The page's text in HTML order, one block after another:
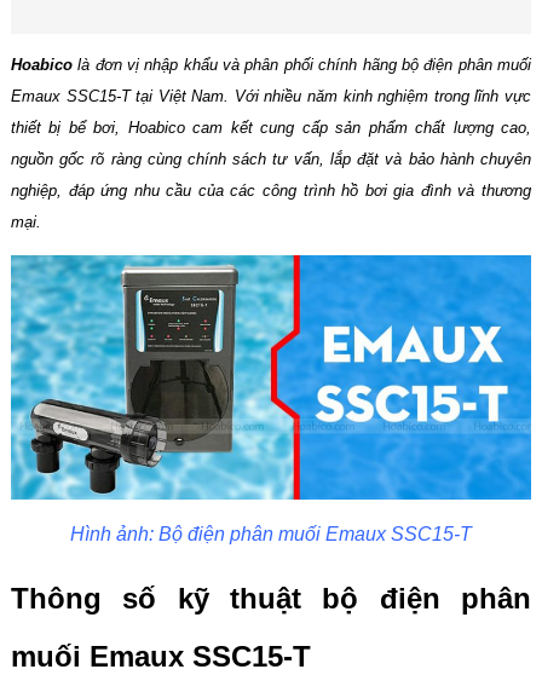
Hoabicolà đơn vị nhập khẩu và phân phối chính hãng bộ điện phân muối
Emaux SSC15-T tại Việt Nam. Với nhiều năm kinh nghiệm trong lĩnh vực
thiết bị bể bơi, Hoabico cam kết cung cấp sản phẩm chất lượng cao,
nguồn gốc rõ ràng cùng chính sách tư vấn, lắp đặt và bảo hành chuyên
nghiệp, đáp ứng nhu cầu của các công trình hồ bơi gia đình và thương
mại.
Hình ảnh: Bộ điện phân muối Emaux SSC15-T
Thông số kỹ thuật bộ điện phân
muối Emaux SSC15-T